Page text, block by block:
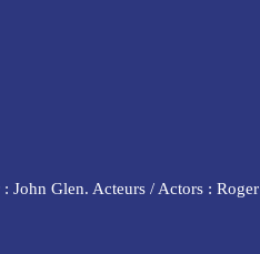
Glen. Acteurs / Actors :